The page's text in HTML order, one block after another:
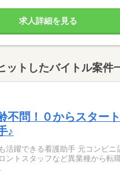
求人詳細を見る
ットしたバイトル案件
問！０からスター
♪
活躍できる看護助手 元コンビニ
ントスタッフなど異業種から転